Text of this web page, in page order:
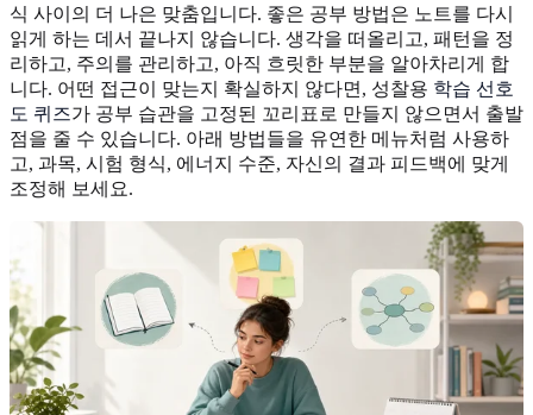
식 사이의 더 나은 맞춤입니다. 좋은 공부 방법은 노트를 다시
읽게 하는 데서 끝나지 않습니다. 생각을 떠올리고, 패턴을 정
리하고, 주의를 관리하고, 아직 흐릿한 부분을 알아차리게 합
니다. 어떤 접근이 맞는지 확실하지 않다면, 성찰용 학습 선호
도 퀴즈가 공부 습관을 고정된 꼬리표로 만들지 않으면서 출발
점을 줄 수 있습니다. 아래 방법들을 유연한 메뉴처럼 사용하
고, 과목, 시험 형식, 에너지 수준, 자신의 결과 피드백에 맞게
조정해 보세요.